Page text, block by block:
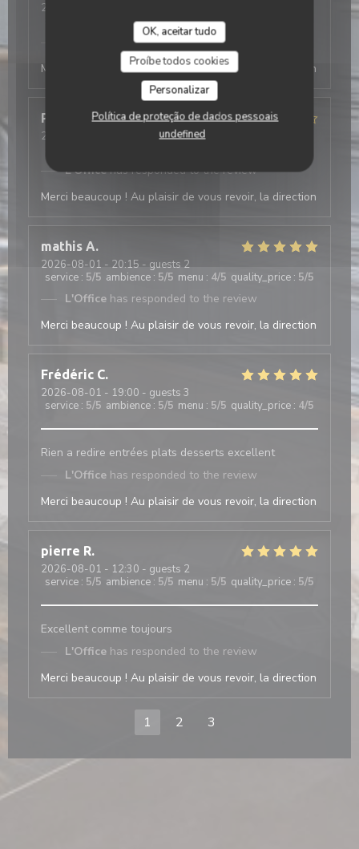
OK, aceitar tudo
Proíbe todos cookies
Personalizar
Política de proteção de dados pessoais
undefined
2026-08-03
ambience:4/5 menu:5/5
has responded to the review
Merci beaucoup ! Au plaisir de vous revoir, la direction
Philippe D
2026-08-03
- 19:45 - guests 4
L'Office has responded to the review
Merci beaucoup ! Au plaisir de vous revoir, la direction
mathis A
2026-08-01 - 20:15 - guests 2
service : 5/5 ambience : 5/5 menu : 4/5 quality_price : 5/5
L'Office has responded to the review
Merci beaucoup ! Au plaisir de vous revoir, la direction
Frédéric C
2026-08-01 - 19:00 - guests 3
service : 5/5 ambience : 5/5 menu : 5/5 quality_price : 4/5
Rien a redire entrées plats desserts excellent
L'Office has responded to the review
Merci beaucoup ! Au plaisir de vous revoir, la direction
pierre R
2026-08-01 - 12:30 - guests 2
service : 5/5 ambience : 5/5 menu : 5/5 quality_price : 5/5
Excellent comme toujours
L'Office has responded to the review
Merci beaucoup ! Au plaisir de vous revoir, la direction
1 2 3